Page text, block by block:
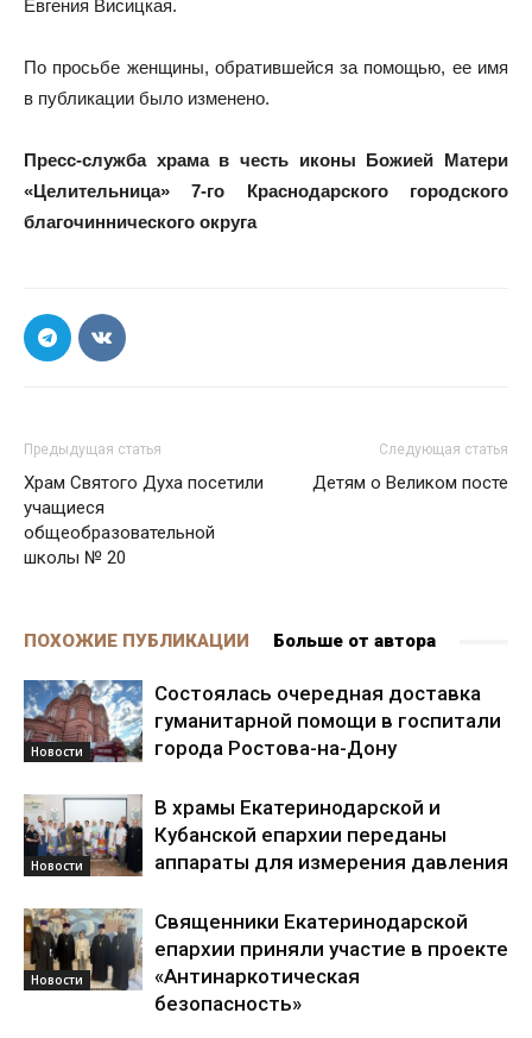
Евгения Висицкая.
По просьбе женщины, обратившейся за помощью, ее имя
в публикации было изменено.
Пресс-служба храма в честь иконы Божией Матери
«Целительница» 7-го Краснодарского городского
благочиннического округа
Предыдущая статья
Храм Святого Духа посетили
учащиеся
общеобразовательной
школы № 20
Следующая статья
Детям о Великом посте
ПОХОЖИЕ ПУБЛИКАЦИИ Больше от автора
Новости
Состоялась очередная доставка
гуманитарной помощи в госпитали
города Ростова-на-Дону
Новости
В храмы Екатеринодарской и
Кубанской епархии переданы
аппараты для измерения давления
Новости
Священники Екатеринодарской
епархии приняли участие в проекте
«Антинаркотическая
безопасность»